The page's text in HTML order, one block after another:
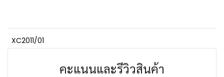
XC2011/01
คะแนนและรีวิวสินค้า